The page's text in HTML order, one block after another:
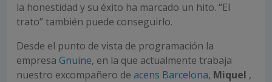
la honestidad y su éxito ha marcado un hito. “El
trato” también puede conseguirlo.
Desde el punto de vista de programación la
empresa Gnuine, en la que actualmente trabaja
nuestro excompañero de acens Barcelona, Miquel ,